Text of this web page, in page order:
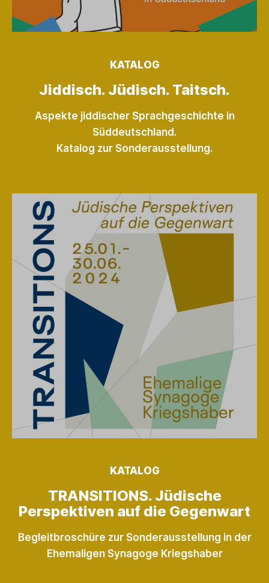
KATALOG
Jiddisch. Jüdisch. Taitsch.
Aspekte jiddischer Sprachgeschichte in
Süddeutschland.
Katalog zur Sonderausstellung.
KATALOG
TRANSITIONS. Jüdische
Perspektiven auf die Gegenwart
Begleitbroschüre zur Sonderausstellung in der
Ehemaligen Synagoge Kriegshaber